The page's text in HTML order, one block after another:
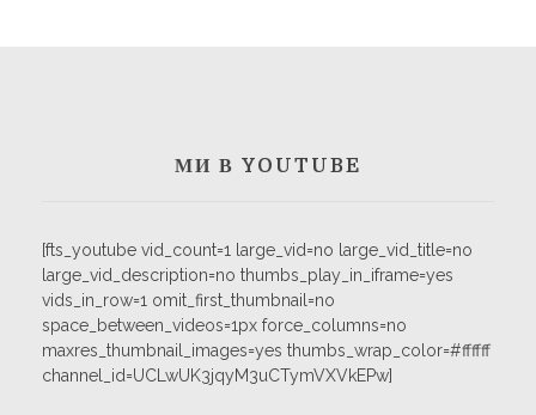
МИ В YOUTUBE
[fts_youtube vid_count=1 large_vid=no large_vid_title=no
large_vid_description=no thumbs_play_in_iframe=yes
vids_in_row=1 omit_first_thumbnail=no
space_between_videos=1px force_columns=no
maxres_thumbnail_images=yes thumbs_wrap_color=#ffffff
channel_id=UCLwUK3jqyM3uCTymVXVkEPw]